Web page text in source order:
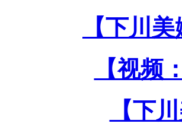
【下川
【视频
【下